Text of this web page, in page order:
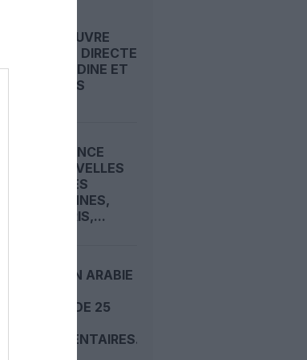
FLYNAS OUVRE
UNE LIGNE DIRECTE
ENTRE MÉDINE ET
BRUXELLES
BEOND LANCE
CINQ NOUVELLES
DESSERTES
EUROPÉENNES,
DONT PARIS,...
FLYNAS EN ARABIE
COMMANDE 25
SUPPLÉMENTAIRES...